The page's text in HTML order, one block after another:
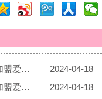
热烈庆祝云南母婴店加盟商赵先生加盟爱亲母婴！预祝生意兴隆！
2024-04-18
热烈庆祝河南母婴店加盟商陈先生加盟爱亲母婴！预祝生意兴隆！
2024-04-18